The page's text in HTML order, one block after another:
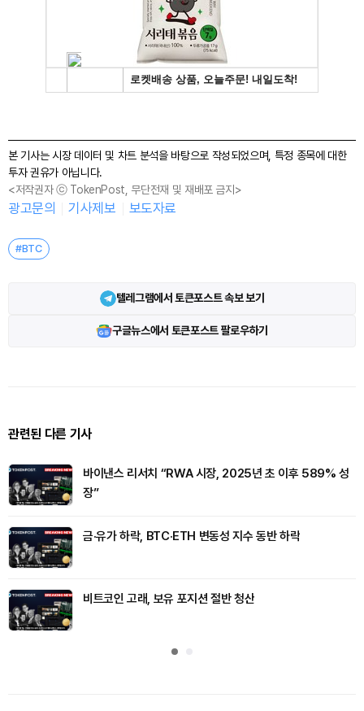
본 기사는 시장 데이터 및 차트 분석을 바탕으로 작성되었으며, 특정 종목에 대한
투자 권유가 아닙니다.
<저작권자 ⓒ TokenPost, 무단전재 및 재배포 금지>
광고문의 기사제보 보도자료
#BTC
텔레그램에서 토큰포스트 속보 보기
구글뉴스에서 토큰포스트 팔로우하기
관련된 다른 기사
바이낸스 리서치 “RWA 시장, 2025년 초 이후 589% 성
장”
금·유가 하락, BTC·ETH 변동성 지수 동반 하락
비트코인 고래, 보유 포지션 절반 청산